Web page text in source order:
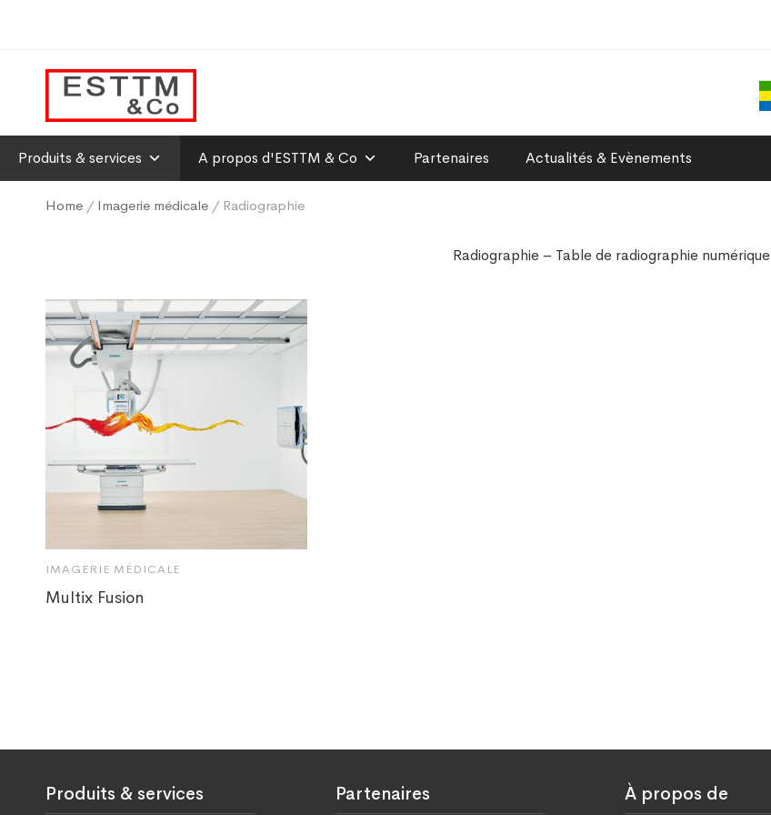
Produits & services A propos d'ESTTM & Co Partenaires Actualités & Evènements
Home / Imagerie médicale / Radiographie
Radiographie – Table de radiographie numérique
IMAGERIE MÉDICALE
Multix Fusion
Produits & services Partenaires À propos de